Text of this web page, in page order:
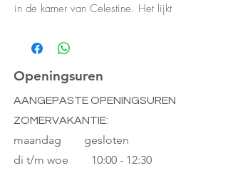
in de kamer van Celestine. Het lijkt
ambachtelijk gemaakt in Duitsland en
is met de hand geverfd. Voor een
optimale veiligheid voor de kleintjes
systeem van 1,5W.
Afmeting: Ø29X30
Openingsuren
AANGEPASTE OPENINGSUREN
ZOMERVAKANTIE:
maandag gesloten
di t/m woe 10:00 - 12:30